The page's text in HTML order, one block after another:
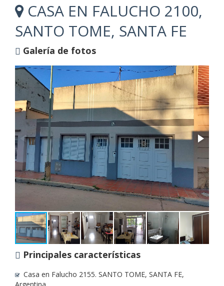
CASA EN FALUCHO 2100,
SANTO TOME, SANTA FE
Galería de fotos
Principales características
Casa en Falucho 2155. SANTO TOME, SANTA FE,